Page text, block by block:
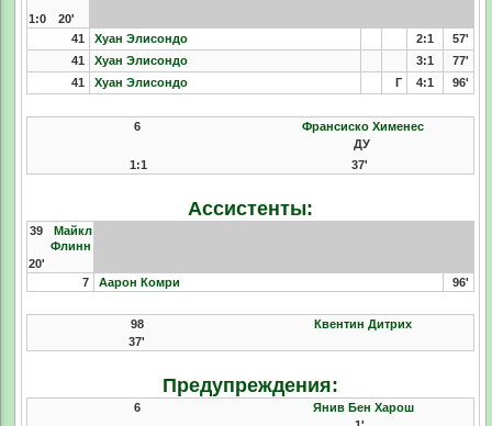
1:0
20'
41
Хуан Элисондо 2:1
57'
41
Хуан Элисондо 3:1
77'
41
Хуан Элисондо Г 4:1 96'
6
Франсиско Хименес
ДУ
1:1
37'
Ассистенты:
39
Майкл
Флинн
20'
7
Аарон Комри 96'
98
Квентин Дитрих
37'
Предупреждения:
6
Янив Бен Харош